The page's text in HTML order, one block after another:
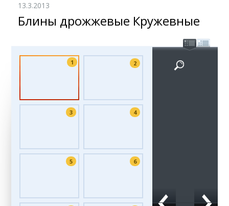
13.3.2013
Блины дрожжевые Кружевные
1 2
3 4
5 6